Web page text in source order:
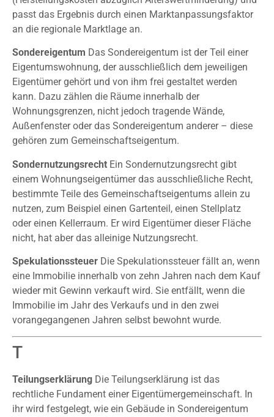
passt das Ergebnis durch einen Marktanpassungsfaktor
an die regionale Marktlage an.
Sondereigentum Das Sondereigentum ist der Teil einer
Eigentumswohnung, der ausschließlich dem jeweiligen
Eigentümer gehört und von ihm frei gestaltet werden
kann. Dazu zählen die Räume innerhalb der
Wohnungsgrenzen, nicht jedoch tragende Wände,
Außenfenster oder das Sondereigentum anderer – diese
gehören zum Gemeinschaftseigentum.
Sondernutzungsrecht Ein Sondernutzungsrecht gibt
einem Wohnungseigentümer das ausschließliche Recht,
bestimmte Teile des Gemeinschaftseigentums allein zu
nutzen, zum Beispiel einen Gartenteil, einen Stellplatz
oder einen Kellerraum. Er wird Eigentümer dieser Fläche
nicht, hat aber das alleinige Nutzungsrecht.
Spekulationssteuer Die Spekulationssteuer fällt an, wenn
eine Immobilie innerhalb von zehn Jahren nach dem Kauf
wieder mit Gewinn verkauft wird. Sie entfällt, wenn die
Immobilie im Jahr des Verkaufs und in den zwei
vorangegangenen Jahren selbst bewohnt wurde.
T
Teilungserklärung Die Teilungserklärung ist das
rechtliche Fundament einer Eigentümergemeinschaft. In
ihr wird festgelegt, wie ein Gebäude in Sondereigentum